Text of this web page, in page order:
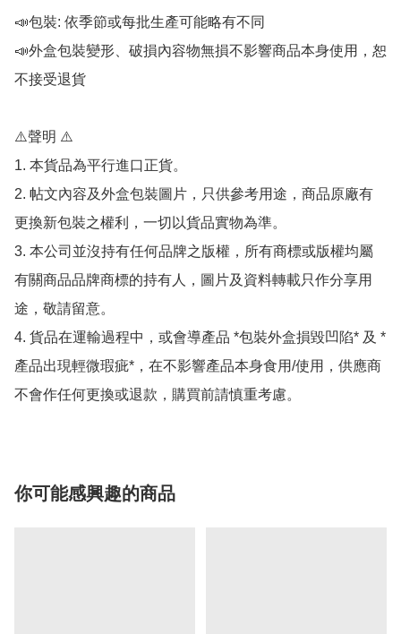
📣包裝: 依季節或每批生產可能略有不同
📣外盒包裝變形、破損內容物無損不影響商品本身使用，恕
不接受退貨
⚠️聲明 ⚠️
1. 本貨品為平行進口正貨。
2. 帖文內容及外盒包裝圖片，只供參考用途，商品原廠有
更換新包裝之權利，一切以貨品實物為準。
3. 本公司並沒持有任何品牌之版權，所有商標或版權均屬
有關商品品牌商標的持有人，圖片及資料轉載只作分享用
途，敬請留意。
4. 貨品在運輸過程中，或會導產品 *包裝外盒損毀凹陷* 及 *
產品出現輕微瑕疵*，在不影響產品本身食用/使用，供應商
你可能感興趣的商品